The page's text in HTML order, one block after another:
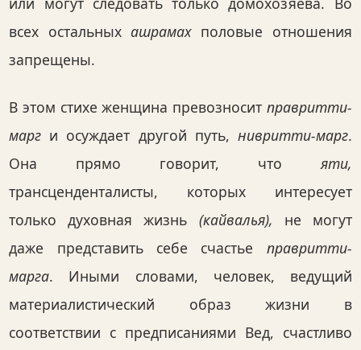
всех остальных ашрамах половые отношения
запрещены.
В этом стихе женщина превозносит правритти-
марг и осуждает другой путь, нивритти-марг.
Она прямо говорит, чтояти,
трансценденталисты, которых интересует
только духовная жизнь (кайвалья), не могут
даже представить себе счастье правритти-
марга. Иными словами, человек, ведущий
материалистический образ жизни в
соответствии с предписаниями Вед, счастливо